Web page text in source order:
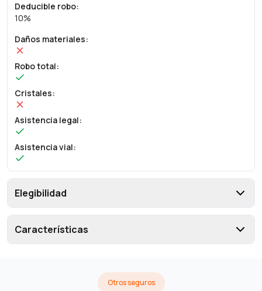
Deducible robo:
10%
Daños materiales:
Robo total:
Cristales:
Asistencia legal:
Asistencia vial:
Elegibilidad
Características
Otros seguros